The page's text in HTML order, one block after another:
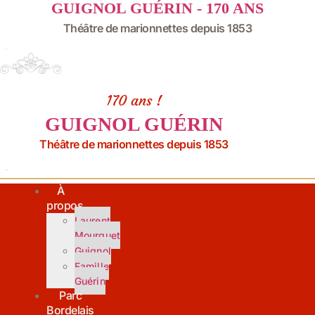
GUIGNOL GUÉRIN - 170 ANS
Théâtre de marionnettes depuis 1853
170 ans !
GUIGNOL GUÉRIN
Théâtre de marionnettes depuis 1853
À
propos
Laurent
Mourguet
Guignol
Famille
Guérin
Parc
Bordelais